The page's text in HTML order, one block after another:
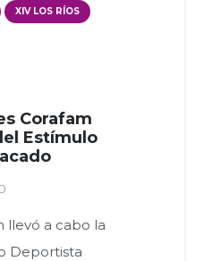
XIV LOS RÍOS
Corafam
Estímulo
llevó a cabo la
Deportista